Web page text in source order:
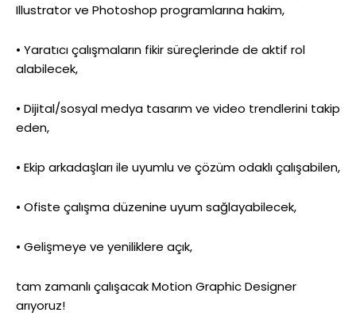
Illustrator ve Photoshop programlarına hakim,
• Yaratıcı çalışmaların fikir süreçlerinde de aktif rol
alabilecek,
• Dijital/sosyal medya tasarım ve video trendlerini takip
eden,
• Ekip arkadaşları ile uyumlu ve çözüm odaklı çalışabilen,
• Ofiste çalışma düzenine uyum sağlayabilecek,
• Gelişmeye ve yeniliklere açık,
tam zamanlı çalışacak Motion Graphic Designer
arıyoruz!